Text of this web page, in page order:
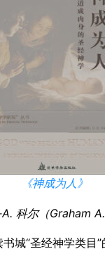
《神成为人》
科尔（Graham
城“圣经神学类目”